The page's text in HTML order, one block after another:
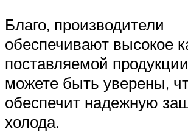
Благо, производители
обеспечивают высокое
поставляемой
можете быть уверены,
обеспечит надежную
холода.